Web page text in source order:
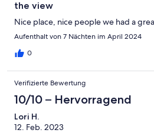
the view
Nice place, nice people we had a
Aufenthalt von 7 Nächten im April 2024
0
Verifizierte Bewertung
10/10 – Hervorragend
Lori H.
12. Feb. 2023